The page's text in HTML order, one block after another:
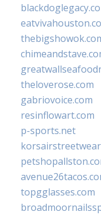
theloverose.com
gabriovoice.com
resinflowart.com
p-sports.net
topgglasses.com